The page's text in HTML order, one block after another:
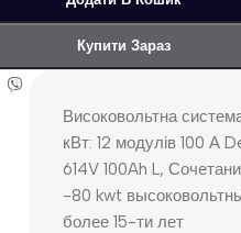
Купити Зараз
Високовольтна
кВт: 12 модулів 100 А
614V 100Ah L,
-80 kwt
более 15-ти лет